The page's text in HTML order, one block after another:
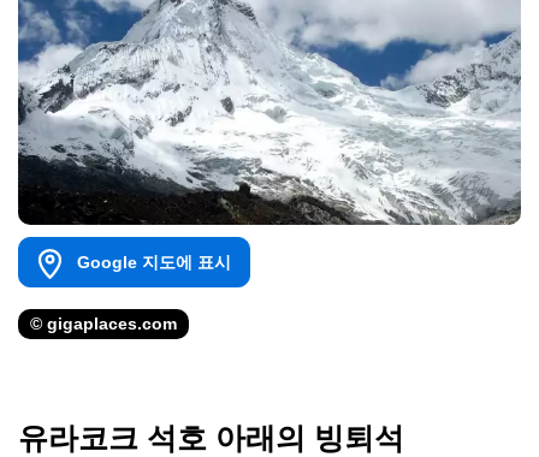
Google 지도에 표시
© gigaplaces.com
유라코크 석호 아래의 빙퇴석